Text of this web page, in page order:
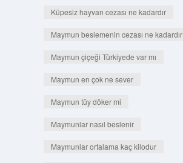
Küpesiz hayvan cezası ne kadardır
Maymun beslemenin cezası ne kadardır
Maymun çiçeği Türkiyede var mı
Maymun en çok ne sever
Maymun tüy döker mi
Maymunlar nasıl beslenir
Maymunlar ortalama kaç kilodur